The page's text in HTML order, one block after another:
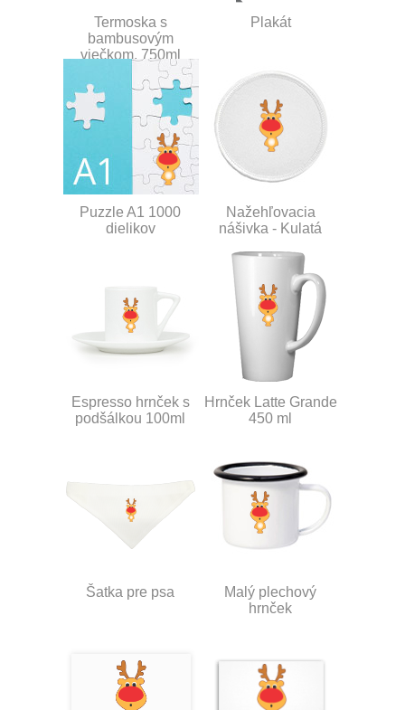
Termoska s
bambusovým
viečkom, 750ml
Plakát
Puzzle A1 1000
dielikov
Nažehľovacia
nášivka - Kulatá
Espresso hrnček s
podšálkou 100ml
Hrnček Latte Grande
450 ml
Šatka pre psa
Malý plechový
hrnček